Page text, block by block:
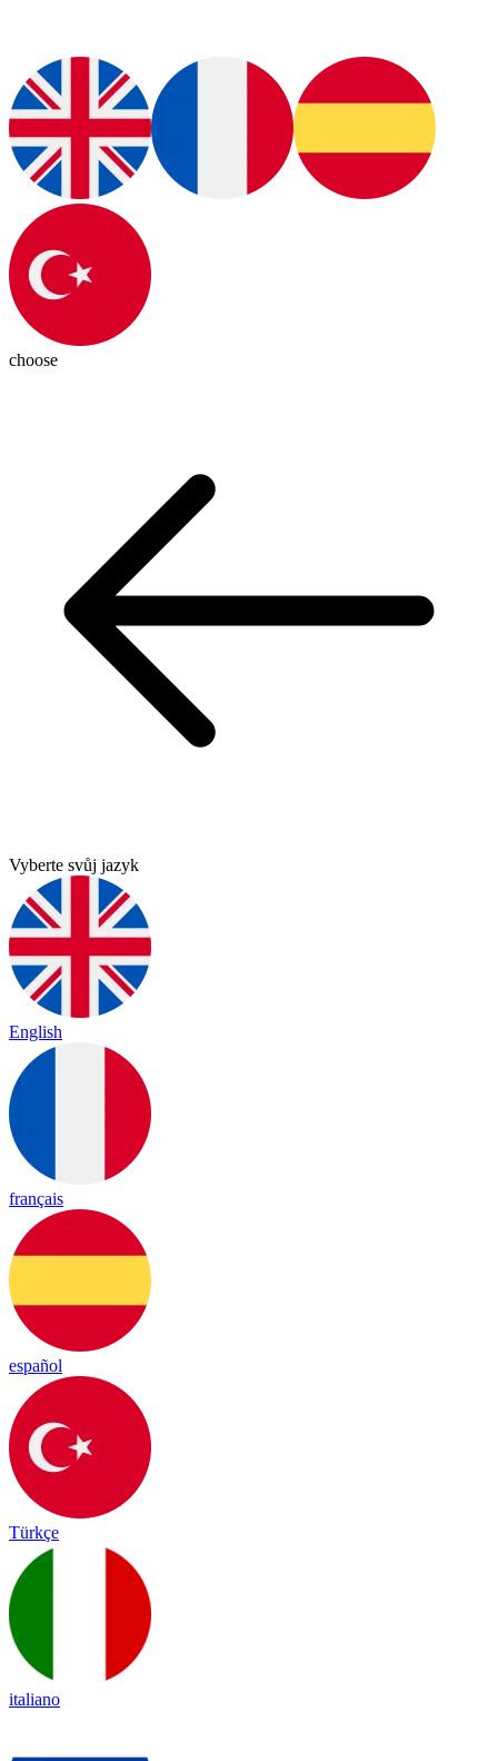
choose
Vyberte svůj jazyk
English
français
español
Türkçe
italiano